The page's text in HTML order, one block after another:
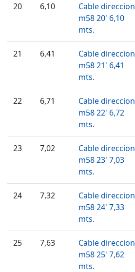
20 6,10
Cable direccion
m58 20' 6,10
mts.
21 6,41
Cable direccion
m58 21' 6,41
mts.
22 6,71
Cable direccion
m58 22' 6,72
mts.
23 7,02
Cable direccion
m58 23' 7,03
mts.
24 7,32
Cable direccion
m58 24' 7,33
mts.
25 7,63
Cable direccion
m58 25' 7,62
mts.